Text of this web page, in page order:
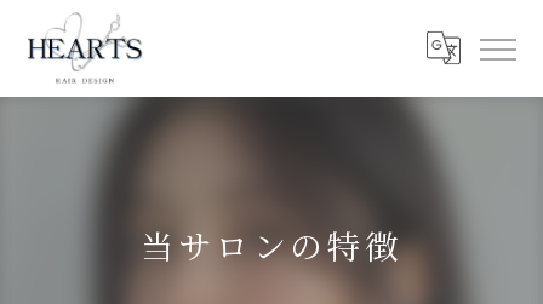
当サロンの特徴